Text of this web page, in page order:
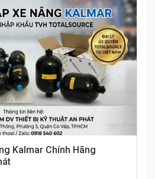
Kalmar Chính Hãng